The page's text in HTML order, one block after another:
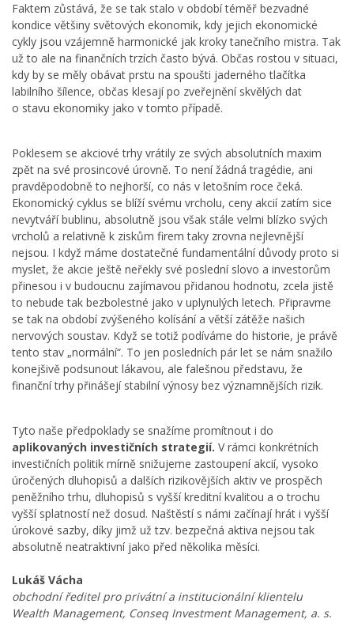
Faktem zůstává, že se tak stalo v období téměř bezvadné
kondice většiny světových ekonomik, kdy jejich ekonomické
cykly jsou vzájemně harmonické jak kroky tanečního mistra. Tak
už to ale na finančních trzích často bývá. Občas rostou v situaci,
kdy by se měly obávat prstu na spoušti jaderného tlačítka
labilního šílence, občas klesají po zveřejnění skvělých dat
o stavu ekonomiky jako v tomto případě.
Poklesem se akciové trhy vrátily ze svých absolutních maxim
zpět na své prosincové úrovně. To není žádná tragédie, ani
pravděpodobně to nejhorší, co nás v letošním roce čeká.
Ekonomický cyklus se blíží svému vrcholu, ceny akcií zatím sice
nevytváří bublinu, absolutně jsou však stále velmi blízko svých
vrcholů a relativně k ziskům firem taky zrovna nejlevnější
nejsou. I když máme dostatečné fundamentální důvody proto si
myslet, že akcie ještě neřekly své poslední slovo a investorům
přinesou i v budoucnu zajímavou přidanou hodnotu, zcela jistě
to nebude tak bezbolestné jako v uplynulých letech. Připravme
se tak na období zvýšeného kolísání a větší zátěže našich
nervových soustav. Když se totiž podíváme do historie, je právě
tento stav „normální“. To jen posledních pár let se nám snažilo
konejšivě podsunout lákavou, ale falešnou představu, že
finanční trhy přinášejí stabilní výnosy bez významnějších rizik.
Tyto naše předpoklady se snažíme promítnout i do
aplikovaných investičních strategií. V rámci konkrétních
investičních politik mírně snižujeme zastoupení akcií, vysoko
úročených dluhopisů a dalších rizikovějších aktiv ve prospěch
peněžního trhu, dluhopisů s vyšší kreditní kvalitou a o trochu
vyšší splatností než dosud. Naštěstí s námi začínají hrát i vyšší
úrokové sazby, díky jimž už tzv. bezpečná aktiva nejsou tak
absolutně neatraktivní jako před několika měsíci.
Lukáš Vácha
obchodní ředitel pro privátní a institucionální klientelu
Wealth Management, Conseq Investment Management, a. s.